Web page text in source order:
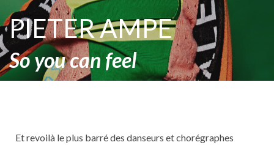
PIETER AMPE
So you can feel
Et revoilà le plus barré des danseurs et chorégraphes